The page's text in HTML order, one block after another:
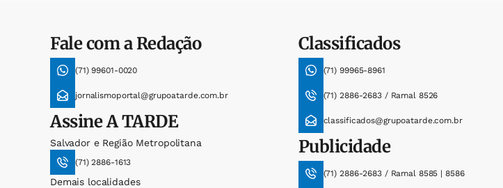
Fale com a Redação
(71) 99601-0020
jornalismoportal@grupoatarde.com.br
AssineA TARDE
Salvador e Região Metropolitana
(71) 2886-1613
Demais localidades
Classificados
(71) 99965-8961
(71) 2886-2683 / Ramal 8526
classificados@grupoatarde.com.br
Publicidade
(71) 2886-2683 / Ramal 8585 | 8586